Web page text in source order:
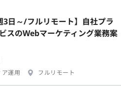
3日～/フルリモート】自社プラ
スのWebマーケティング業務案
運用
フルリモート